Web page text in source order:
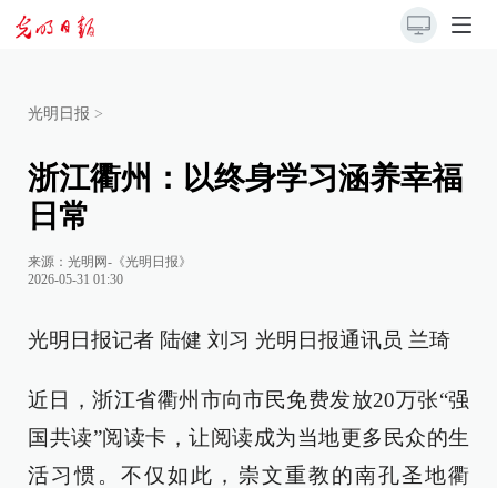
光明日报 >
浙江衢州：以终身学习涵养幸福
日常
来源： 光明网-《光明日报》
2026-05-31 01:30
光明日报记者 陆健 刘习 光明日报通讯员 兰琦
近日，浙江省衢州市向市民免费发放20万张“强
国共读”阅读卡，让阅读成为当地更多民众的生
活习惯。不仅如此，崇文重教的南孔圣地衢